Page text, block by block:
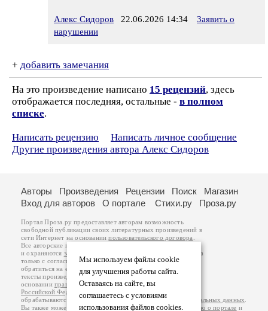
Алекс Сидоров 22.06.2026 14:34
Заявить о
нарушении
+ добавить замечания
На это произведение написано 15 рецензий, здесь
отображается последняя, остальные - в полном
списке.
Написать рецензию
Написать личное сообщение
Другие произведения автора Алекс Сидоров
Мы используем файлы cookie
для улучшения работы сайта.
Оставаясь на сайте, вы
соглашаетесь с условиями
использования файлов cookies.
Авторы Произведения Рецензии Поиск
Магазин
Вход для авторов
О портале Стихи.ру Проза.ру
Портал Проза.ру предоставляет авторам возможность
свободной публикации своих литературных произведений в
сети Интернет на основаниипользовательского договора
Все авторские права на произведения принадлежат авторам
и охраняются законом
. Перепечатка произведений возможна
только с согласия его автора, к которому вы можете
обратиться на его авторской странице. Ответственность за
тексты произведений авторы несут самостоятельно на
основанииправил публикацииизаконодательства
Российской Федерации
обрабатываются на основанииПолитики обработки персональных данных
Вы также можете посмотреть более подробнуюинформацию о портале и